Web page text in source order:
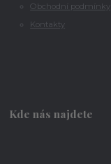
Obchodní podmínky
Kontakty
Kde nás najdete